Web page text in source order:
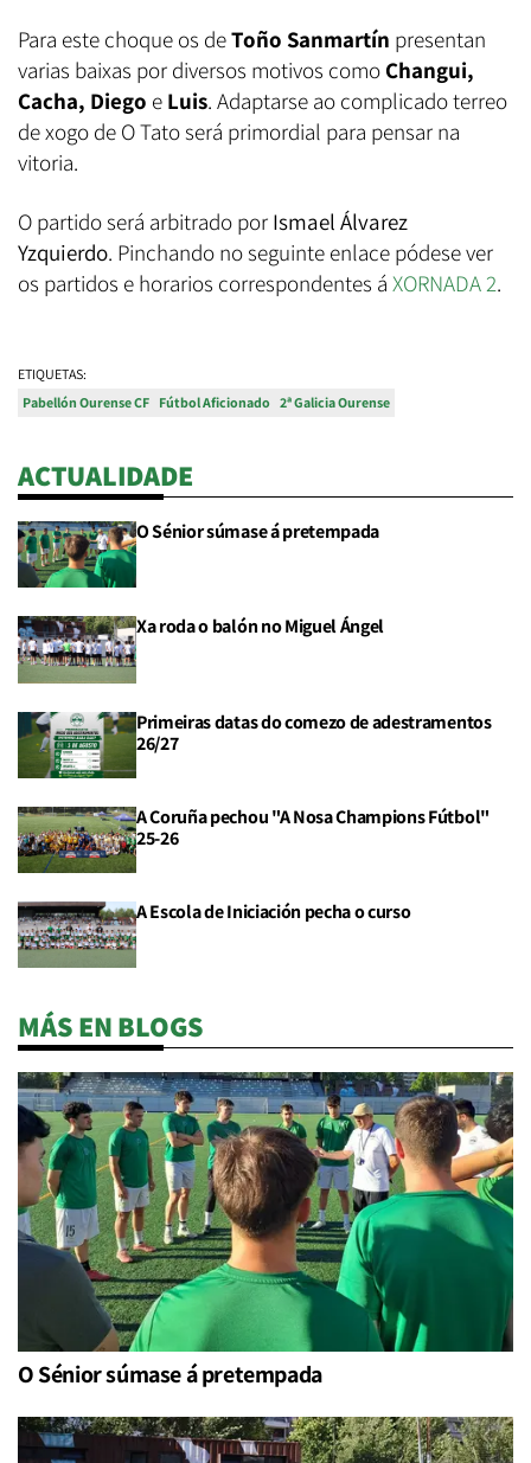
Para este choque os deToño Sanmartín presentan
varias baixas por diversos motivos como Changui,
Cacha, Diego e Luis. Adaptarse ao complicado terreo
de xogo de O Tato será primordial para pensar na
vitoria.
O partido será arbitrado por Ismael Álvarez
Yzquierdo. Pinchando no seguinte enlace pódese ver
os partidos e horarios correspondentes á XORNADA 2.
ETIQUETAS:
Pabellón Ourense CF Fútbol Aficionado 2ª Galicia Ourense
ACTUALIDADE
O Sénior súmase á pretempada
Xa roda o balón no Miguel Ángel
Primeiras datas do comezo de adestramentos
26/27
A Coruña pechou "A Nosa Champions Fútbol"
25-26
A Escola de Iniciación pecha o curso
MÁS EN BLOGS
O Sénior súmase á pretempada